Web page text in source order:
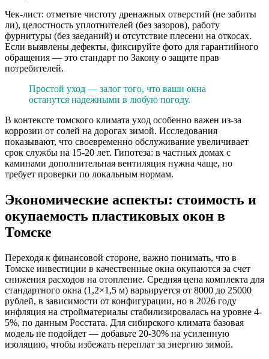
Чек-лист: отметьте чистоту дренажных отверстий (не забиты
ли), целостность уплотнителей (без зазоров), работу
фурнитуры (без заеданий) и отсутствие плесени на откосах.
Если выявлены дефекты, фиксируйте фото для гарантийного
обращения — это стандарт по Закону о защите прав
потребителей.
Простой уход — залог того, что ваши окна
останутся надежными в любую погоду.
В контексте томского климата уход особенно важен из-за
коррозии от солей на дорогах зимой. Исследования
показывают, что своевременно обслуживание увеличивает
срок службы на 15-20 лет. Гипотеза: в частных домах с
каминами дополнительная вентиляция нужна чаще, но
требует проверки по локальным нормам.
Экономические аспекты: стоимость и
окупаемость пластиковых окон в
Томске
Переходя к финансовой стороне, важно понимать, что в
Томске инвестиции в качественные окна окупаются за счет
снижения расходов на отопление. Средняя цена комплекта для
стандартного окна (1,2×1,5 м) варьируется от 8000 до 25000
рублей, в зависимости от конфигурации, но в 2026 году
инфляция на стройматериалы стабилизировалась на уровне 4-
5%, по данным Росстата. Для сибирского климата базовая
модель не подойдет — добавьте 20-30% на усиленную
изоляцию, чтобы избежать переплат за энергию зимой.